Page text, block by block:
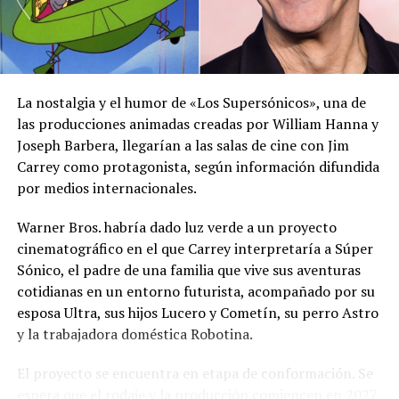
información oficial sobre las condiciones
meteorológicas.
Las autoridades reiteraron el llamado a consultar los
canales oficiales del MARN y adoptar las medidas de
prevención necesarias para reducir los efectos de este
fenómeno atmosférico, especialmente entre las
personas con mayor riesgo de complicaciones de salud.
Facebook
Me gusta esto:
La nostalgia y el humor de «Los Supersónicos», una de
las producciones animadas creadas por William Hanna y
Joseph Barbera, llegarían a las salas de cine con Jim
Carrey como protagonista, según información difundida
por medios internacionales.
Warner Bros. habría dado luz verde a un proyecto
cinematográfico en el que Carrey interpretaría a Súper
Sónico, el padre de una familia que vive sus aventuras
cotidianas en un entorno futurista, acompañado por su
esposa Ultra, sus hijos Lucero y Cometín, su perro Astro
y la trabajadora doméstica Robotina.
El proyecto se encuentra en etapa de conformación. Se